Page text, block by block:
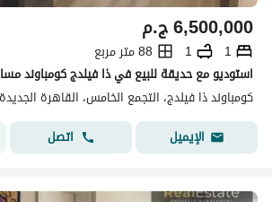
ج.م6,500,000
1
1
88 متر مربع
استوديو مع حديقة للبيع في ذا فيلدج كومباوند مساحة 88
كومباوند ذا فيلدج، التجمع الخامس، القاهرة
الإيميل
اتصل